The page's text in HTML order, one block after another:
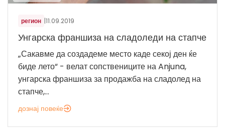
регион |11.09.2019
Унгарска франшиза на сладоледи на стапче
„Сакавме да создадеме место каде секој ден ќе
биде лето“ - велат сопствениците на Anjuna,
унгарска франшиза за продажба на сладолед на
стапче,...
дознај повеќе